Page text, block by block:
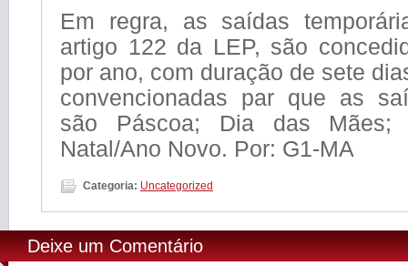
Em regra, as saídas
artigo 122 da LEP, são
por ano, com duração de sete
convencionadas par que as
são Páscoa; Dia das
Natal/Ano Novo. Por: G1-MA
Categoria: Uncategorized
Deixe um Comentário